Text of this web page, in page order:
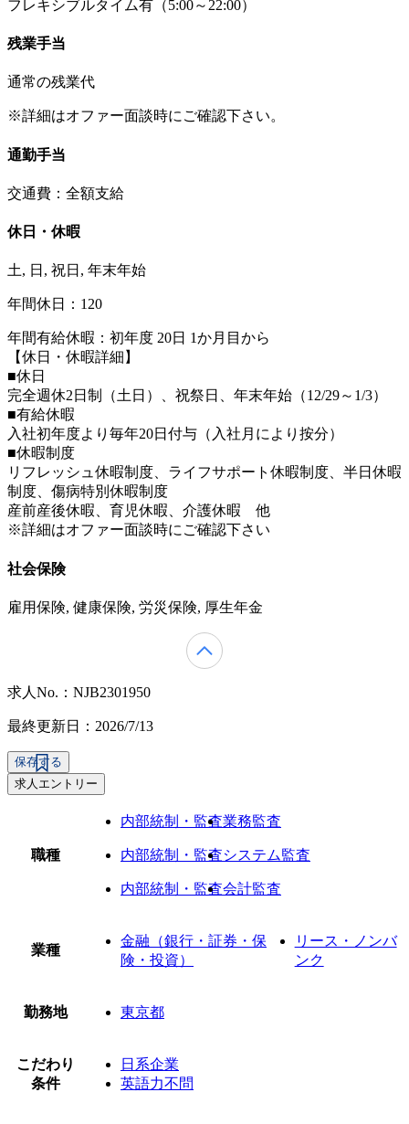
フレキシブルタイム有（5:00～22:00）
残業手当
通常の残業代
※詳細はオファー面談時にご確認下さい。
通勤手当
交通費：全額支給
休日・休暇
土, 日, 祝日, 年末年始
年間休日：120
年間有給休暇：初年度 20日 1か月目から
【休日・休暇詳細】
■休日
完全週休2日制（土日）、祝祭日、年末年始（12/29～1/3）
■有給休暇
入社初年度より毎年20日付与（入社月により按分）
■休暇制度
リフレッシュ休暇制度、ライフサポート休暇制度、半日休暇
制度、傷病特別休暇制度
産前産後休暇、育児休暇、介護休暇 他
※詳細はオファー面談時にご確認下さい
社会保険
雇用保険, 健康保険, 労災保険, 厚生年金
求人No.：NJB2301950
最終更新日：2026/7/13
保存する
求人エントリー
職種
内部統制・監査業務監査
内部統制・監査システム監査
内部統制・監査会計監査
業種
金融（銀行・証券・保
険・投資）
リース・ノンバ
ンク
勤務地 東京都
こだわり
条件
日系企業
英語力不問